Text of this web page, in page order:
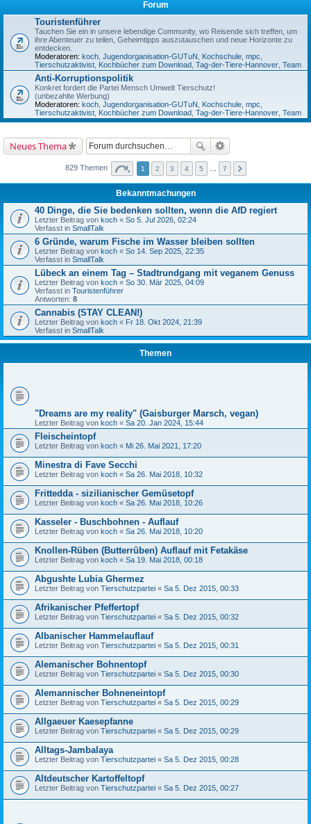
Forum
Touristenführer
Tauchen Sie ein in unsere lebendige Community, wo Reisende sich treffen, um
ihre Abenteuer zu teilen, Geheimtipps auszutauschen und neue Horizonte zu
entdecken.
Moderatoren: koch, Jugendorganisation-GUTuN, Kochschule, mpc,
Tierschutzaktivist, Kochbücher zum Download, Tag-der-Tiere-Hannover, Team
Anti-Korruptionspolitik
Konkret fordert die Partei Mensch Umwelt Tierschutz!
(unbezahlte Werbung)
Moderatoren: koch, Jugendorganisation-GUTuN, Kochschule, mpc,
Tierschutzaktivist, Kochbücher zum Download, Tag-der-Tiere-Hannover, Team
Neues Thema
829 Themen 1 2 3 4 5 … 7
Bekanntmachungen
40 Dinge, die Sie bedenken sollten, wenn die AfD regiert
Letzter Beitrag von koch « So 5. Jul 2026, 02:24
Verfasst in SmallTalk
6 Gründe, warum Fische im Wasser bleiben sollten
Letzter Beitrag von koch « So 14. Sep 2025, 22:35
Verfasst in SmallTalk
Lübeck an einem Tag – Stadtrundgang mit veganem Genuss
Letzter Beitrag von koch « So 30. Mär 2025, 04:09
Verfasst in Touristenführer
Antworten: 8
Cannabis (STAY CLEAN!)
Letzter Beitrag von koch « Fr 18. Okt 2024, 21:39
Verfasst in SmallTalk
Themen
"Dreams are my reality" (Gaisburger Marsch, vegan)
Letzter Beitrag von koch « Sa 20. Jan 2024, 15:44
Fleischeintopf
Letzter Beitrag von koch « Mi 26. Mai 2021, 17:20
Minestra di Fave Secchi
Letzter Beitrag von koch « Sa 26. Mai 2018, 10:32
Frittedda - sizilianischer Gemüsetopf
Letzter Beitrag von koch « Sa 26. Mai 2018, 10:26
Kasseler - Buschbohnen - Auflauf
Letzter Beitrag von koch « Sa 26. Mai 2018, 10:20
Knollen-Rüben (Butterrüben) Auflauf mit Fetakäse
Letzter Beitrag von koch « Sa 19. Mai 2018, 00:18
Abgushte Lubia Ghermez
Letzter Beitrag von Tierschutzpartei « Sa 5. Dez 2015, 00:33
Afrikanischer Pfeffertopf
Letzter Beitrag von Tierschutzpartei « Sa 5. Dez 2015, 00:32
Albanischer Hammelauflauf
Letzter Beitrag von Tierschutzpartei « Sa 5. Dez 2015, 00:31
Alemanischer Bohnentopf
Letzter Beitrag von Tierschutzpartei « Sa 5. Dez 2015, 00:30
Alemannischer Bohneneintopf
Letzter Beitrag von Tierschutzpartei « Sa 5. Dez 2015, 00:29
Allgaeuer Kaesepfanne
Letzter Beitrag von Tierschutzpartei « Sa 5. Dez 2015, 00:29
Alltags-Jambalaya
Letzter Beitrag von Tierschutzpartei « Sa 5. Dez 2015, 00:28
Altdeutscher Kartoffeltopf
Letzter Beitrag von Tierschutzpartei « Sa 5. Dez 2015, 00:27